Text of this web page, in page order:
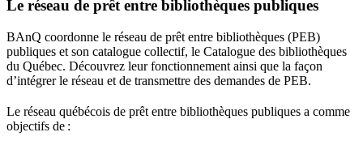
Le réseau de prêt entre bibliothèques publiques
BAnQ coordonne le réseau de prêt entre bibliothèques (PEB)
publiques et son catalogue collectif, le Catalogue des bibliothèques
du Québec. Découvrez leur fonctionnement ainsi que la façon
d’intégrer le réseau et de transmettre des demandes de PEB.
Le réseau québécois de prêt entre bibliothèques publiques a comme
objectifs de :